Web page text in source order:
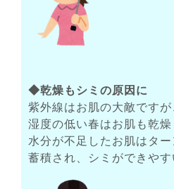
◆乾燥もシミの原因に
紫外線はお肌の大敵です
湿度の低い春はお肌も乾燥
水分が不足したお肌はタ
蓄積され、シミができや